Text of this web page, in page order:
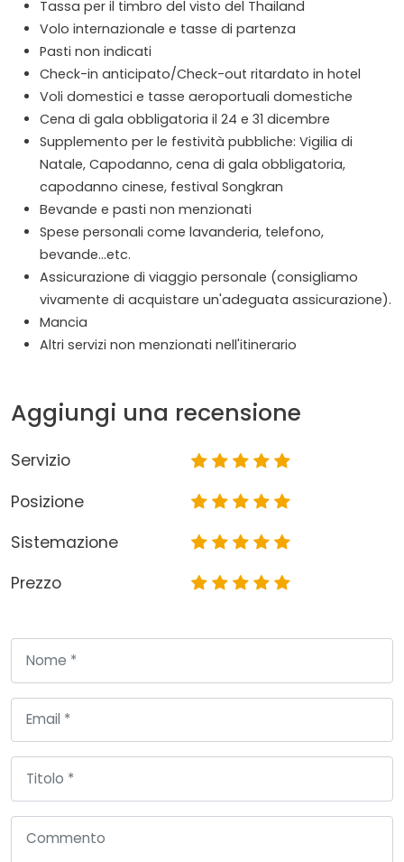
Tassa per il timbro del visto del Thailand
Volo internazionale e tasse di partenza
Pasti non indicati
Check-in anticipato/Check-out ritardato in hotel
Voli domestici e tasse aeroportuali domestiche
Cena di gala obbligatoria il 24 e 31 dicembre
Supplemento per le festività pubbliche: Vigilia di
Natale, Capodanno, cena di gala obbligatoria,
capodanno cinese, festival Songkran
Bevande e pasti non menzionati
Spese personali come lavanderia, telefono,
bevande...etc.
Assicurazione di viaggio personale (consigliamo
vivamente di acquistare un'adeguata assicurazione).
Mancia
Altri servizi non menzionati nell'itinerario
Aggiungi una recensione
Servizio
Posizione
Sistemazione
Prezzo